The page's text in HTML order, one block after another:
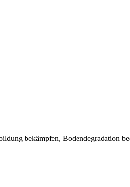
bekämpfen, Bodendegradation